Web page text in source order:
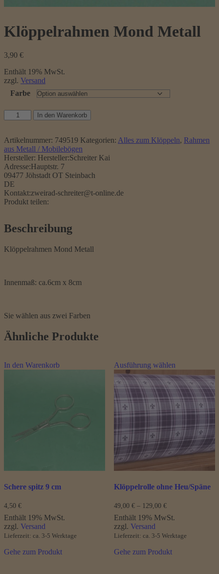
Klöppelrahmen Mond Metall
3,90 €
Enthält 19% MwSt.
zzgl. Versand
Farbe
Klöppelrahmen
Mond
Menge
In den Warenkorb
Artikelnummer: 749519 Kategorien: Alles zum Klöppeln, Rahmen
aus Metall / Mobilebögen
Hersteller: Hersteller:Schreiter Kai
Adresse:Hauptstr. 7
09477 Jöhstadt OT Steinbach
DE
Kontakt:zweirad-schreiter@t-online.de
Produkt teilen:
Beschreibung
Klöppelrahmen Mond Metall
Innenmaß: ca.6cm x 8cm
Sie wählen aus zwei Farben
Ähnliche Produkte
In den Warenkorb
Schere spitz 9 cm
4,50 €
Enthält 19% MwSt.
zzgl. Versand
Lieferzeit: ca. 3-5 Werktage
Gehe zum Produkt
Ausführung wählenProdukt
weist
mehrere
Varianten
auf.
Die
können
auf
der
Produktseite
werden
Klöppelrolle ohne Heu/Späne
49,00 € – 129,00 €Preisspanne:
bis
Enthält 19% MwSt.
zzgl. Versand
Lieferzeit: ca. 3-5 Werktage
Gehe zum Produkt